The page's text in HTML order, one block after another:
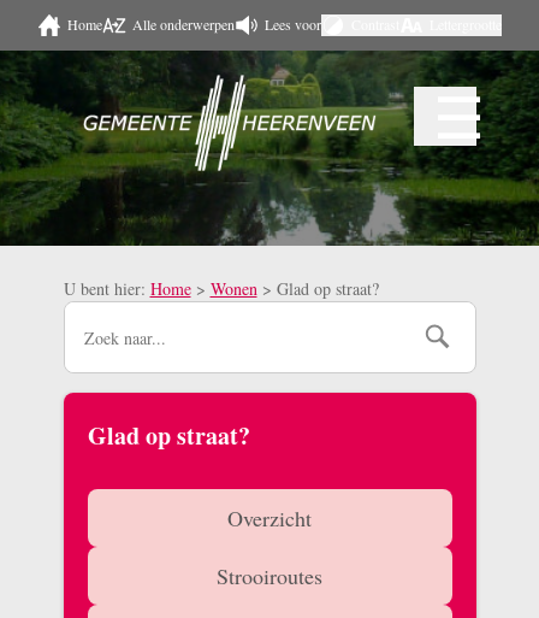
Naar hoofdinhoud
Home Alle onderwerpen Lees voor
Menu ☰
U bent hier: Home > Wonen > Glad op straat?
Glad op straat?
Overzicht
Strooiroutes